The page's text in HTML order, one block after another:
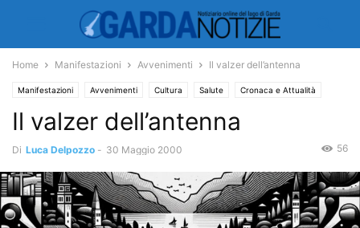
Home Manifestazioni Avvenimenti Il valzer dell’antenna
Manifestazioni Avvenimenti Cultura Salute Cronaca e Attualità
Varie
Il valzer dell’antenna
Di Luca Delpozzo - 30 Maggio 2000 56